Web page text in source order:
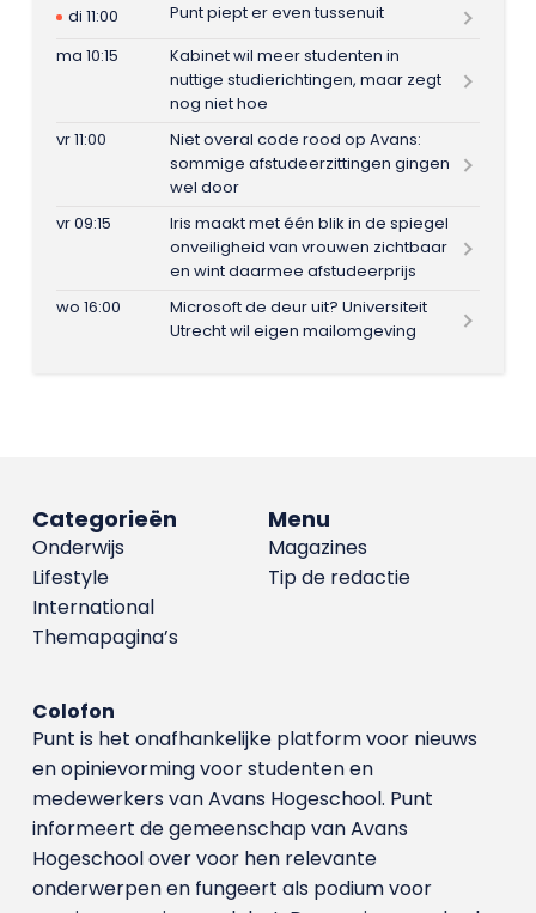
di 11:00
Punt piept er even tussenuit
ma 10:15
Kabinet wil meer studenten in
nuttige studierichtingen, maar zegt
nog niet hoe
vr 11:00
Niet overal code rood op Avans:
sommige afstudeerzittingen gingen
wel door
vr 09:15
Iris maakt met één blik in de spiegel
onveiligheid van vrouwen zichtbaar
en wint daarmee afstudeerprijs
wo 16:00
Microsoft de deur uit? Universiteit
Utrecht wil eigen mailomgeving
Menu
Magazines
Tip de redactie
Categorieën
Onderwijs
Lifestyle
International
Themapagina’s
Colofon
Punt is het onafhankelijke platform voor nieuws
en opinievorming voor studenten en
medewerkers van Avans Hoge­school. Punt
informeert de gemeenschap van Avans
Hogeschool over voor hen relevante
onderwerpen en fungeert als podium voor